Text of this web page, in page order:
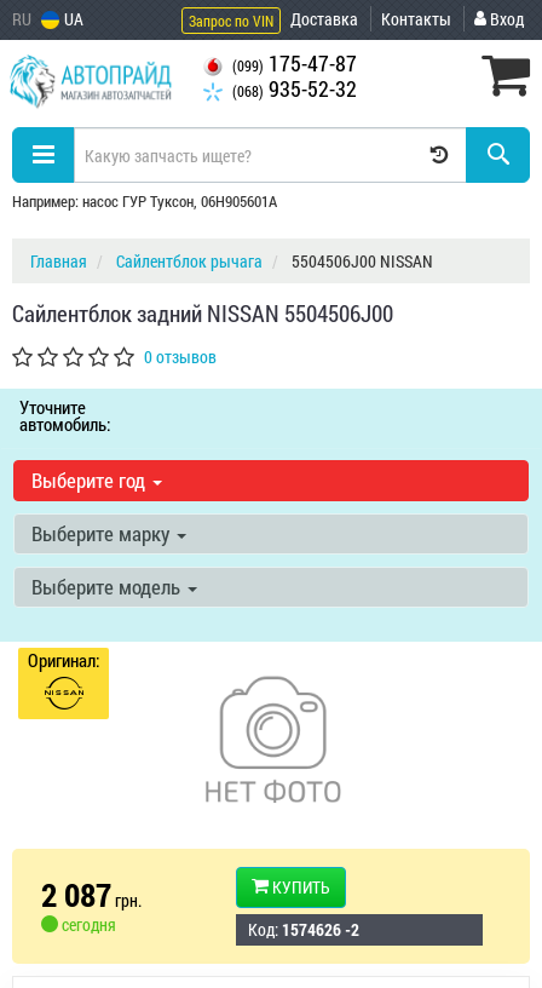
RU UA Запрос по VIN Доставка Контакты Вход
(099) 175-47-87
(068) 935-52-32
Например: насос ГУР Туксон, 06H905601A
Главная Сайлентблок рычага 5504506J00 NISSAN
Сайлентблок задний NISSAN 5504506J00
0 отзывов
Уточните
автомобиль:
Выберите год
Выберите марку
Выберите модель
Оригинал:
2 087грн.
сегодня
КУПИТЬ
Код: 1574626 -2